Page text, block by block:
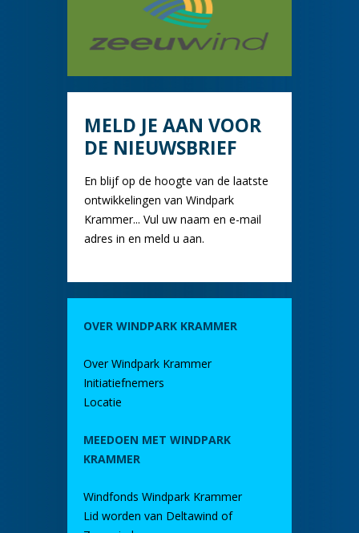
MELD JE AAN VOOR
DE NIEUWSBRIEF
En blijf op de hoogte van de laatste
ontwikkelingen van Windpark
Krammer... Vul uw naam en e-mail
adres in en meld u aan.
OVER WINDPARK KRAMMER
Over Windpark Krammer
Initiatiefnemers
Locatie
MEEDOEN MET WINDPARK
KRAMMER
Windfonds Windpark Krammer
Lid worden van Deltawind of